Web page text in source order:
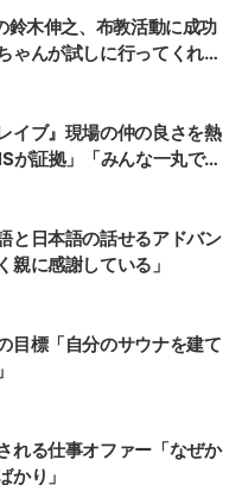
鈴木伸之、布教活動に成功
ゃんが試しに行ってくれた
イブ』現場の仲の良さを熱
が証拠」「みんな一丸で映
と日本語の話せるアドバン
親に感謝している」
目標「自分のサウナを建て
れる仕事オファー「なぜか
かり」